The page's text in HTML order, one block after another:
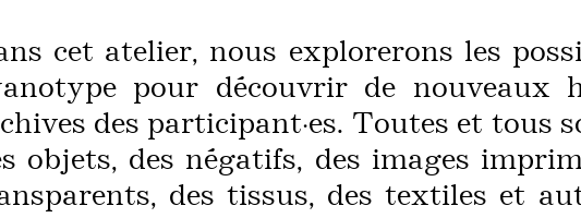
cet atelier, nous explorerons les
pour découvrir de nouveaux
des participant·es. Toutes et tous
objets, des négatifs, des images
des tissus, des textiles et